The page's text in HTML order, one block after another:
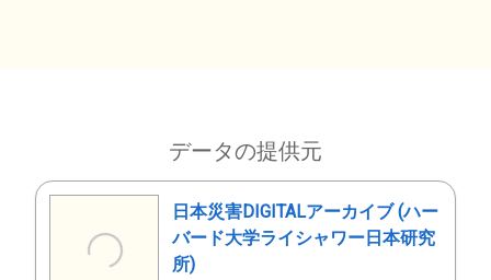
データの提供元
日本災害DIGITALアーカイブ (ハー
バード大学ライシャワー日本研究
所)